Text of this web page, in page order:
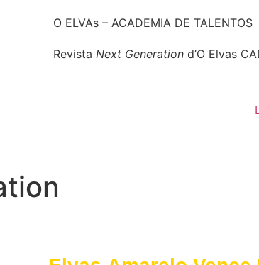
O ELVAs – ACADEMIA DE TALENTOS
Revista Next Generationd’O Elvas